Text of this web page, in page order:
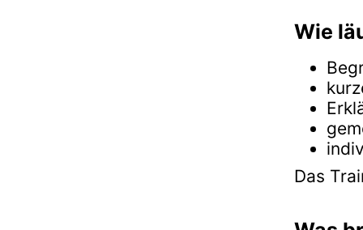
Wie
Das